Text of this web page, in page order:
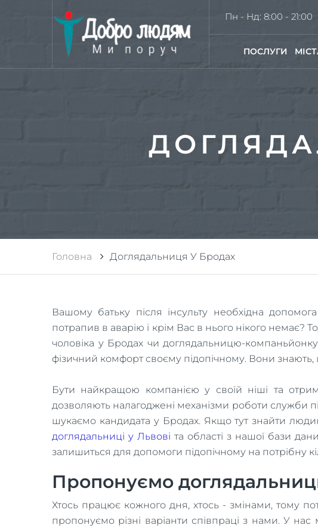
ПОСЛУГИ
Пн - Нд: 8:00 - 21:00
Головна Доглядальниця У Бродах
Вашому батьку після інсульту необхідна
потрапив в аварію і крім Вас в нього нікого немає?
чоловіка у Бродах чи доглядальницю-
фізичний комфорт своєму підопічному. Вони знають,
Бути найкращою компанією у своїй ніші та
дозволяють налагоджені механізми роботи служби
шукаємо кандидата у Бродах. Якщо тут знайти
доглядальниці у Львові та області з нашої бази
залишиться для допомоги підопічному на потрібну
Пропонуємо
Хтось працює кожного дня, хтось - змінами, тому
пропонуємо різні варіанти співпраці з нами. У